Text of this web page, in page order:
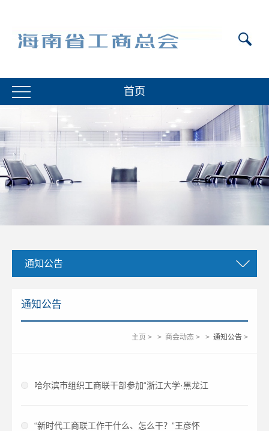
首页
通知公告
通知公告
主页 > > 商会动态 > > 通知公告 >
哈尔滨市组织工商联干部参加“浙江大学·黑龙江
“新时代工商联工作干什么、怎么干？”王彦怀